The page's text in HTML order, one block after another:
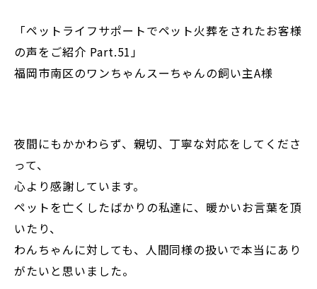
「ペットライフサポートでペット火葬をされたお客様
の声をご紹介 Part.51」
福岡市南区のワンちゃんスーちゃんの飼い主A様
夜間にもかかわらず、親切、丁寧な対応をしてくださ
って、
心より感謝しています。
ペットを亡くしたばかりの私達に、暖かいお言葉を頂
いたり、
わんちゃんに対しても、人間同様の扱いで本当にあり
がたいと思いました。